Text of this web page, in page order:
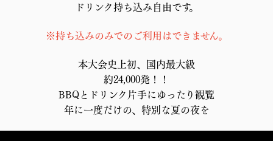
ドリンク持ち込み自由です。
※持ち込みのみでのご利用はできません。
本大会史上初、国内最大級
約24,000発！！
BBQとドリンク片手にゆったり観覧
年に一度だけの、特別な夏の夜を